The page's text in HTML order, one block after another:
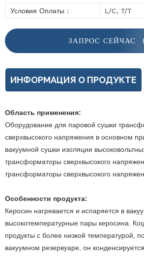
Условия Оплаты :
L/C, T/T
ЗАПРОС СЕЙЧАС
ИНФОРМАЦИЯ О ПРОДУКТЕ
Область применения:
Оборудование для паровой сушки
сверхвысокого напряжения в основном
вакуумной сушки изоляции
трансформаторы сверхвысокого
трансформаторы сверхвысокого
Особенности продукта:
Керосин нагревается и испаряется в
высокотемпературные пары керосина.
продукты с более низкой температурой,
вакуумном резервуаре, он